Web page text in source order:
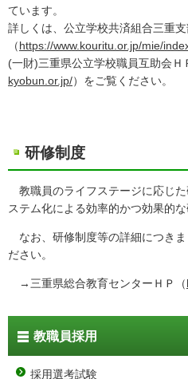
ています。
詳しくは、公立学校共済組合三重支
（https://www.kouritu.or.jp/mie/
(一財)三重県公立学校職員互助会Ｈ
kyobun.or.jp/）をご覧ください。
研修制度
教職員のライフステージに応じ
ステム化による効率的かつ効果的
なお、研修制度等の詳細につき
ださい。
→三重県総合教育センターＨＰ（
教職員採用
採用選考試験